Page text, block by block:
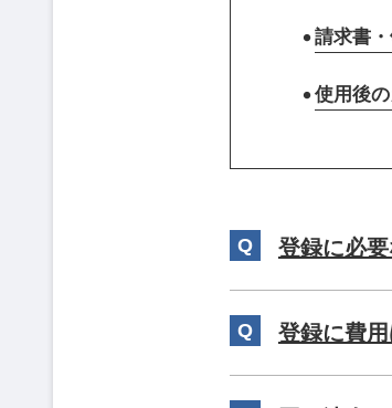
請求書
使用後
登録に必
登録に費